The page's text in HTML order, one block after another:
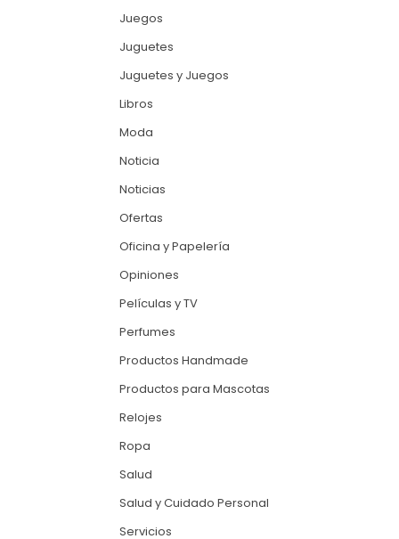
Juegos
Juguetes
Juguetes y Juegos
Libros
Moda
Noticia
Noticias
Ofertas
Oficina y Papelería
Opiniones
Películas y TV
Perfumes
Productos Handmade
Productos para Mascotas
Relojes
Ropa
Salud
Salud y Cuidado Personal
Servicios